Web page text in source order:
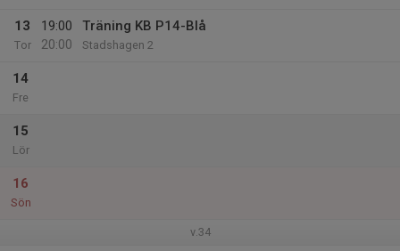
13
Tor
19:00
20:00
Träning KB P14-Blå
Stadshagen 2
14
Fre
15
Lör
16
Sön
v.34